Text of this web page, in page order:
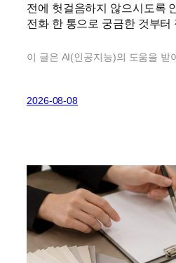
전에 헛걸음하지 않으시도록
전화 한 통으로 궁금한 것부터
이 글은 AI(인공지능)의 도움을 받
2026-08-08